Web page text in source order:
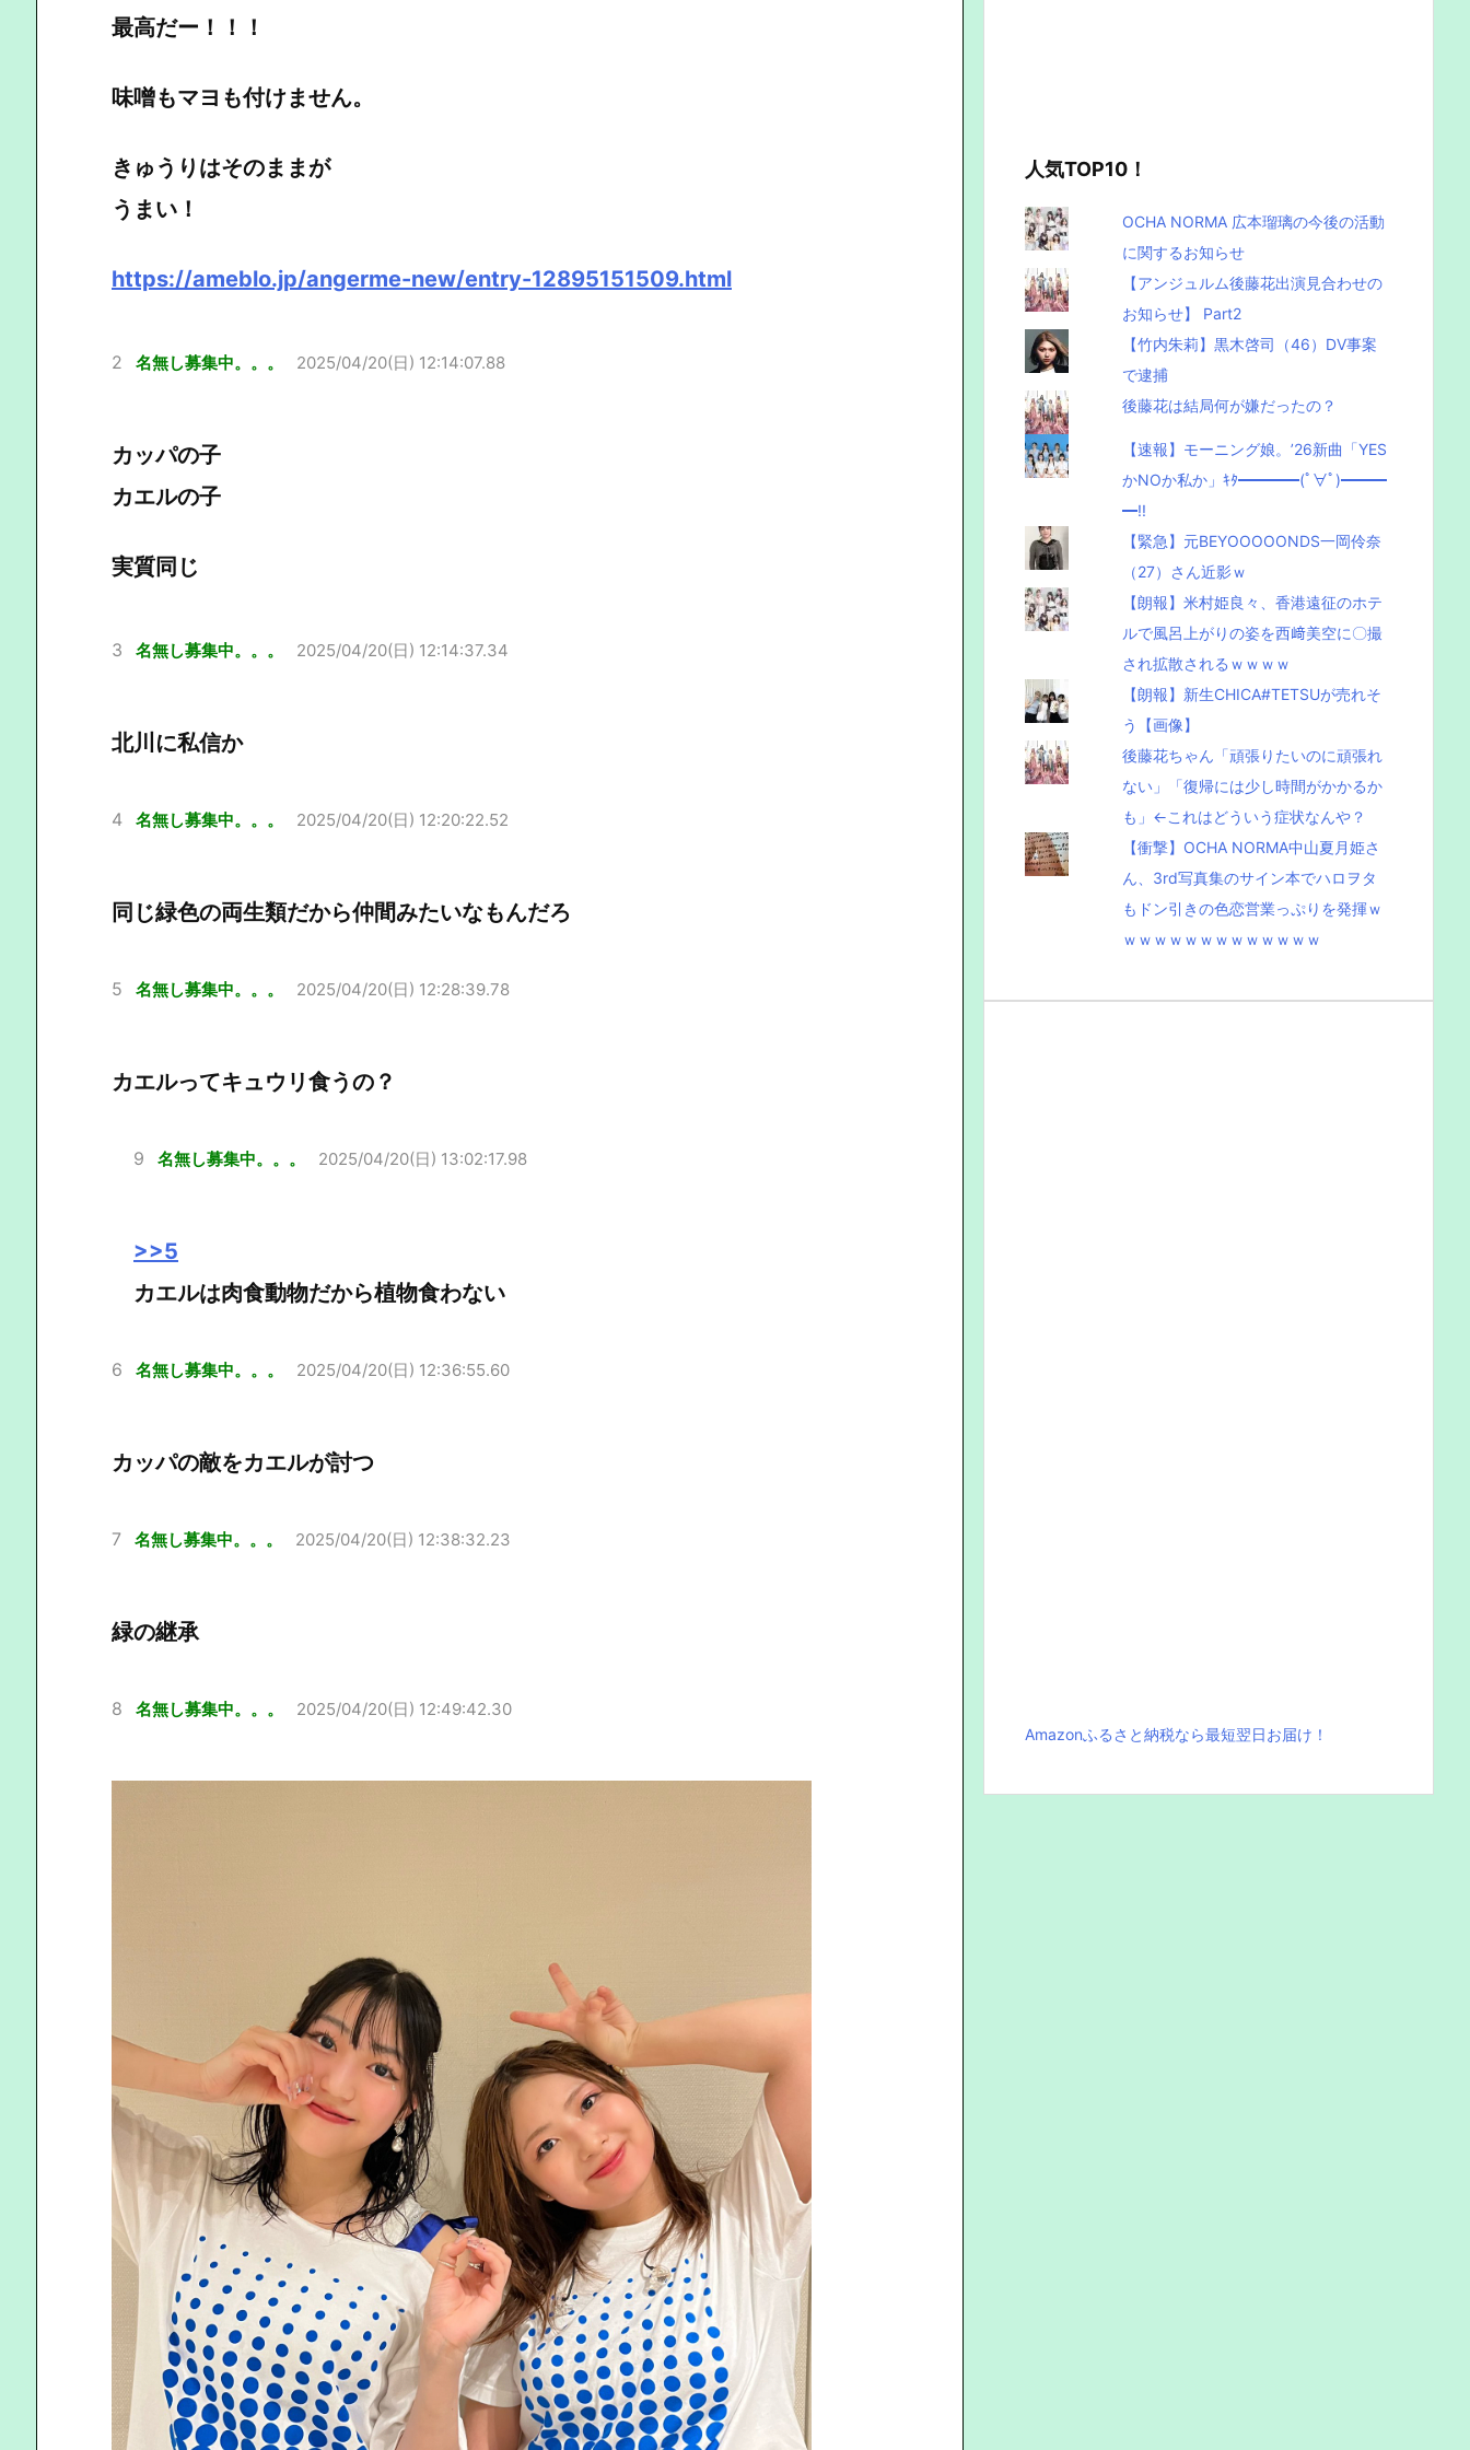
最高だー！！！
味噌もマヨも付けません。
きゅうりはそのままが
うまい！
https://ameblo.jp/angerme-new/entry-12895151509.html
2 名無し募集中。。。 2025/04/20(日) 12:14:07.88
カッパの子
カエルの子
実質同じ
3 名無し募集中。。。 2025/04/20(日) 12:14:37.34
北川に私信か
4 名無し募集中。。。 2025/04/20(日) 12:20:22.52
同じ緑色の両生類だから仲間みたいなもんだろ
5 名無し募集中。。。 2025/04/20(日) 12:28:39.78
カエルってキュウリ食うの？
9 名無し募集中。。。 2025/04/20(日) 13:02:17.98
>>5
カエルは肉食動物だから植物食わない
6 名無し募集中。。。 2025/04/20(日) 12:36:55.60
カッパの敵をカエルが討つ
7 名無し募集中。。。 2025/04/20(日) 12:38:32.23
緑の継承
8 名無し募集中。。。 2025/04/20(日) 12:49:42.30
人気TOP10！
OCHA NORMA 広本瑠璃の今後の活動
に関するお知らせ
【アンジュルム後藤花出演見合わせの
お知らせ】 Part2
【竹内朱莉】黒木啓司（46）DV事案
で逮捕
後藤花は結局何が嫌だったの？
【速報】モーニング娘。’26新曲「YES
かNOか私か」ｷﾀ━━━━(ﾟ∀ﾟ)━━━
━!!
【緊急】元BEYOOOOONDS一岡伶奈
（27）さん近影ｗ
【朗報】米村姫良々、香港遠征のホテ
ルで風呂上がりの姿を西﨑美空に〇撮
され拡散されるｗｗｗｗ
【朗報】新生CHICA#TETSUが売れそ
う【画像】
後藤花ちゃん「頑張りたいのに頑張れ
ない」「復帰には少し時間がかかるか
も」←これはどういう症状なんや？
【衝撃】OCHA NORMA中山夏月姫さ
ん、3rd写真集のサイン本でハロヲタ
もドン引きの色恋営業っぷりを発揮ｗ
ｗｗｗｗｗｗｗｗｗｗｗｗｗ
Amazonふるさと納税なら最短翌日お届け！